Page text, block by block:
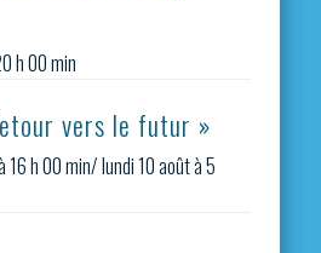
h 00 min
vers le futur »
16 h 00 min/lundi 10 août à 5